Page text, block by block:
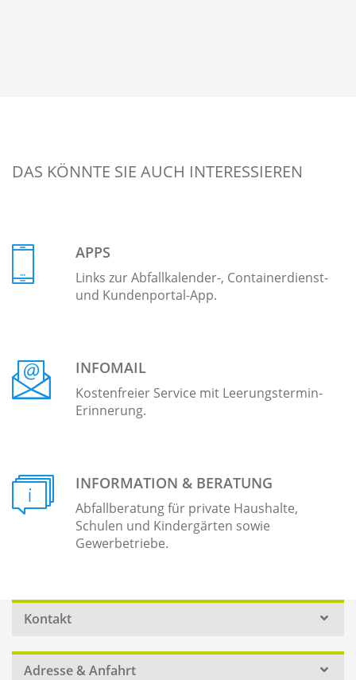
DAS KÖNNTE SIE AUCH INTERESSIEREN
APPS
Links zur Abfallkalender-, Containerdienst-
und Kundenportal-App.
INFOMAIL
Kostenfreier Service mit Leerungstermin-
Erinnerung.
INFORMATION & BERATUNG
Abfallberatung für private Haushalte,
Schulen und Kindergärten sowie
Gewerbetriebe.
Kontakt
Adresse & Anfahrt